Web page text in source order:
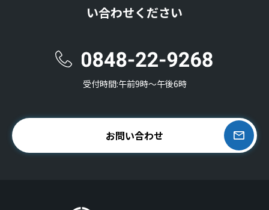
い合わせください
受付時間:午前9時〜午後6時
お問い合わせ